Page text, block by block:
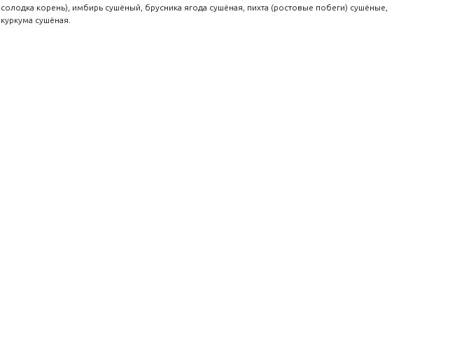
солодка корень), имбирь сушёный, брусника ягода сушёная, пихта (ростовые побеги) сушёные,
куркума сушёная.